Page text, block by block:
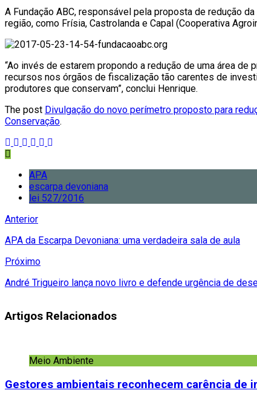
A Fundação ABC, responsável pela proposta de redução da
região, como Frísia, Castrolanda e Capal (Cooperativa
“Ao invés de estarem propondo a redução de uma área
recursos nos órgãos de fiscalização tão carentes de
produtores que conservam”, conclui Henrique.
The post Divulgação do novo perímetro proposto para
Conservação.
APA
escarpa devoniana
lei 527/2016
Anterior
APA da Escarpa Devoniana: uma verdadeira sala de aula
Próximo
André Trigueiro lança novo livro e defende urgência de
Artigos Relacionados
Meio Ambiente
Gestores ambientais reconhecem carência de